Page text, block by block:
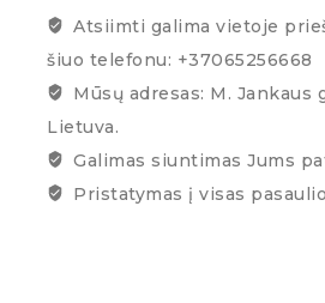
Atsiimti galima vietoje
šiuo telefonu: +37065256668
Mūsų adresas: M. Jankaus
Lietuva.
Galimas siuntimas Jums
Pristatymas į visas